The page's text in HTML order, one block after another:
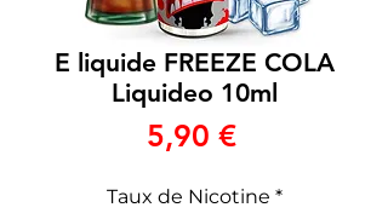
E liquide FREEZE COLA
Liquideo 10ml
5,90 €Prix
Taux de Nicotine *